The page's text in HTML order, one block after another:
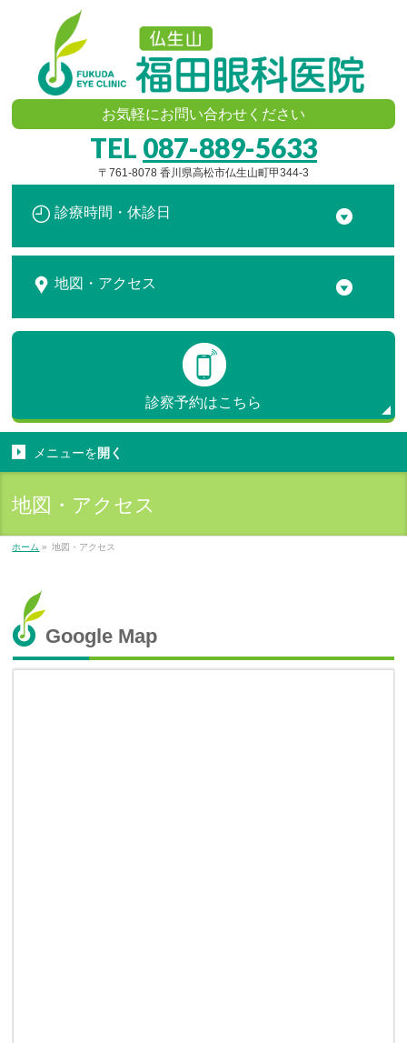
お気軽にお問い合わせください
TEL 087-889-5633
〒761-8078 香川県高松市仏生山町甲344-3
診療時間・休診日
地図・アクセス
診察予約はこちら
メニューを開く
地図・アクセス
ホーム » 地図・アクセス
Google Map